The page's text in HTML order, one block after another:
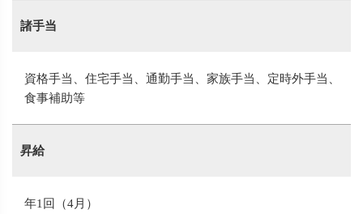
諸手当
資格手当、住宅手当、通勤手当、家族手当、定時外手当、
食事補助等
昇給
年1回（4月）